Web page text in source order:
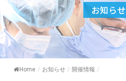
お知らせ
Home / お知らせ / 開催情報 /